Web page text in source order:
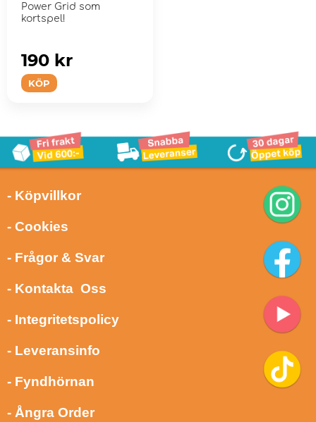
Power Grid som
kortspel!
KÖP
190 kr
- Köpvillkor
- Cookies
- Frågor & Svar
- Kontakta Oss
- Integritetspolicy
- Leveransinfo
- Fyndhörnan
- Ångra Order